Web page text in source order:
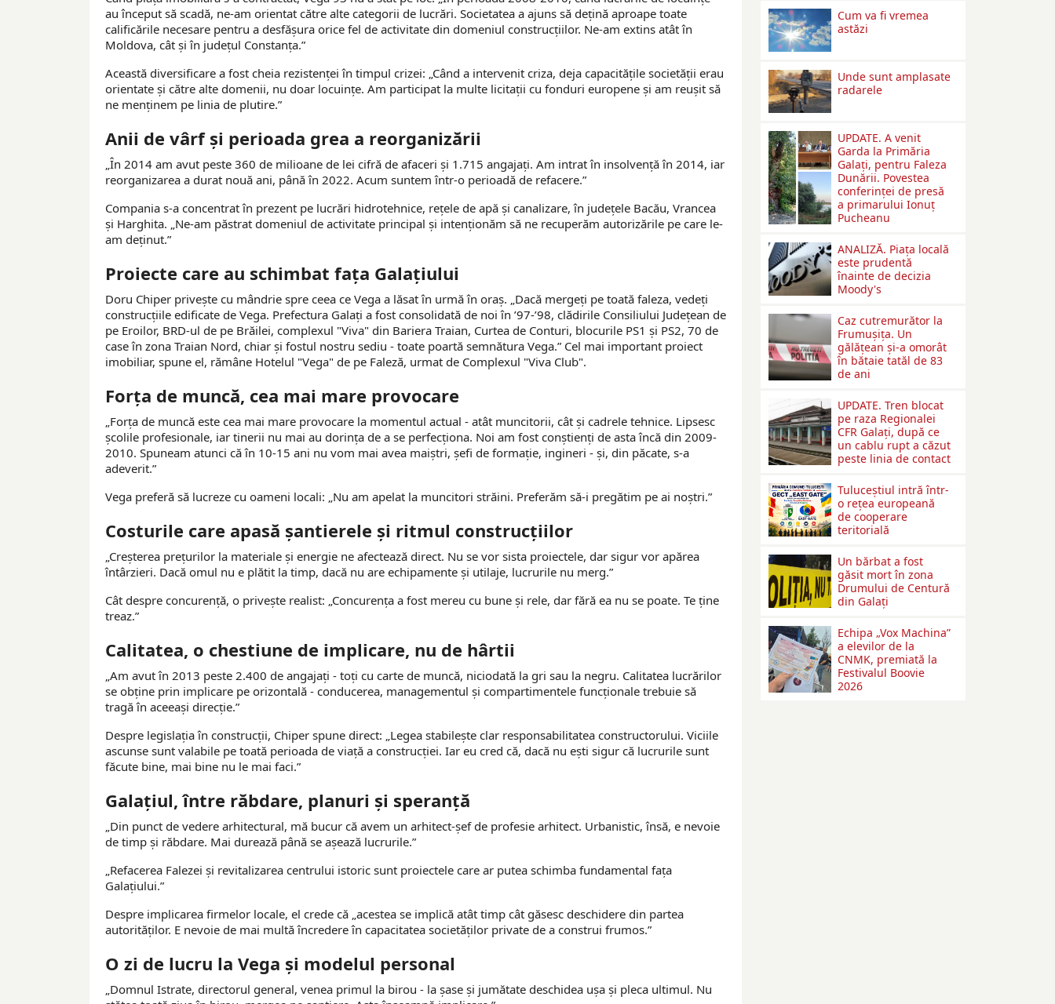
au început să scadă, ne-am orientat către alte categorii de lucrări. Societatea a ajuns să dețină aproape toate
calificările necesare pentru a desfășura orice fel de activitate din domeniul construcțiilor. Ne-am extins atât în
Moldova, cât și în județul Constanța.”
Această diversificare a fost cheia rezistenței în timpul crizei: „Când a intervenit criza, deja capacitățile societății erau
orientate și către alte domenii, nu doar locuințe. Am participat la multe licitații cu fonduri europene și am reușit să
ne menținem pe linia de plutire.”
Anii de vârf și perioada grea a reorganizării
„În 2014 am avut peste 360 de milioane de lei cifră de afaceri și 1.715 angajați. Am intrat în insolvență în 2014, iar
reorganizarea a durat nouă ani, până în 2022. Acum suntem într-o perioadă de refacere.”
Compania s-a concentrat în prezent pe lucrări hidrotehnice, rețele de apă și canalizare, în județele Bacău, Vrancea
și Harghita. „Ne-am păstrat domeniul de activitate principal și intenționăm să ne recuperăm autorizările pe care le-
am deținut.”
Proiecte care au schimbat fața Galațiului
Doru Chiper privește cu mândrie spre ceea ce Vega a lăsat în urmă în oraș. „Dacă mergeți pe toată faleza, vedeți
construcțiile edificate de Vega. Prefectura Galați a fost consolidată de noi în ’97-’98, clădirile Consiliului Județean de
pe Eroilor, BRD-ul de pe Brăilei, complexul "Viva" din Bariera Traian, Curtea de Conturi, blocurile PS1 și PS2, 70 de
case în zona Traian Nord, chiar și fostul nostru sediu - toate poartă semnătura Vega.” Cel mai important proiect
imobiliar, spune el, rămâne Hotelul "Vega" de pe Faleză, urmat de Complexul "Viva Club".
Forța de muncă, cea mai mare provocare
„Forța de muncă este cea mai mare provocare la momentul actual - atât muncitorii, cât și cadrele tehnice. Lipsesc
școlile profesionale, iar tinerii nu mai au dorința de a se perfecționa. Noi am fost conștienți de asta încă din 2009-
2010. Spuneam atunci că în 10-15 ani nu vom mai avea maiștri, șefi de formație, ingineri - și, din păcate, s-a
adeverit.”
Vega preferă să lucreze cu oameni locali: „Nu am apelat la muncitori străini. Preferăm să-i pregătim pe ai noștri.”
Costurile care apasă șantierele și ritmul construcțiilor
„Creșterea prețurilor la materiale și energie ne afectează direct. Nu se vor sista proiectele, dar sigur vor apărea
întârzieri. Dacă omul nu e plătit la timp, dacă nu are echipamente și utilaje, lucrurile nu merg.”
Cât despre concurență, o privește realist: „Concurența a fost mereu cu bune și rele, dar fără ea nu se poate. Te ține
treaz.”
Calitatea, o chestiune de implicare, nu de hârtii
„Am avut în 2013 peste 2.400 de angajați - toți cu carte de muncă, niciodată la gri sau la negru. Calitatea lucrărilor
se obține prin implicare pe orizontală - conducerea, managementul și compartimentele funcționale trebuie să
tragă în aceeași direcție.”
Despre legislația în construcții, Chiper spune direct: „Legea stabilește clar responsabilitatea constructorului. Viciile
ascunse sunt valabile pe toată perioada de viață a construcției. Iar eu cred că, dacă nu ești sigur că lucrurile sunt
făcute bine, mai bine nu le mai faci.”
Galațiul, între răbdare, planuri și speranță
„Din punct de vedere arhitectural, mă bucur că avem un arhitect-șef de profesie arhitect. Urbanistic, însă, e nevoie
de timp și răbdare. Mai durează până se așează lucrurile.”
„Refacerea Falezei și revitalizarea centrului istoric sunt proiectele care ar putea schimba fundamental fața
Galațiului.”
Despre implicarea firmelor locale, el crede că „acestea se implică atât timp cât găsesc deschidere din partea
autorităților. E nevoie de mai multă încredere în capacitatea societăților private de a construi frumos.”
O zi de lucru la Vega și modelul personal
„Domnul Istrate, directorul general, venea primul la birou - la șase și jumătate deschidea ușa și pleca ultimul. Nu
Cum va fi vremea
astăzi
Unde sunt amplasate
radarele
UPDATE. A venit
Garda la Primăria
Galaţi, pentru Faleza
Dunării. Povestea
conferinţei de presă
a primarului Ionuţ
Pucheanu
ANALIZĂ. Piața locală
este prudentă
înainte de decizia
Moody's
Caz cutremurător la
Frumușița. Un
gălățean și-a omorât
în bătaie tatăl de 83
de ani
UPDATE. Tren blocat
pe raza Regionalei
CFR Galați, după ce
un cablu rupt a căzut
peste linia de contact
Tuluceștiul intră într-
o rețea europeană
de cooperare
teritorială
Un bărbat a fost
găsit mort în zona
Drumului de Centură
din Galați
Echipa „Vox Machina”
a elevilor de la
CNMK, premiată la
Festivalul Boovie
2026